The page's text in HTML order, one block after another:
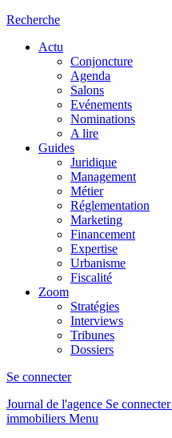
Recherche
Actu
Conjoncture
Agenda
Salons
Evénements
Nominations
A lire
Guides
Juridique
Management
Métier
Réglementation
Marketing
Financement
Expertise
Urbanisme
Fiscalité
Zoom
Stratégies
Interviews
Tribunes
Dossiers
Se connecter
Journal de l'agence Se connecter
immobiliers Menu